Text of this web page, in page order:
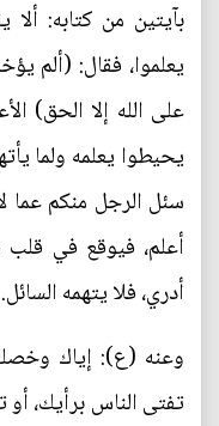
بآيتين من كتابه: ألا
يعلموا، فقال: (ألم
سئل الرجل منكم عما
أعلم، فيوقع في
أدري، فلا يتهمه السائل.
وعنه (ع): إياك
تفتى الناس برأيك،